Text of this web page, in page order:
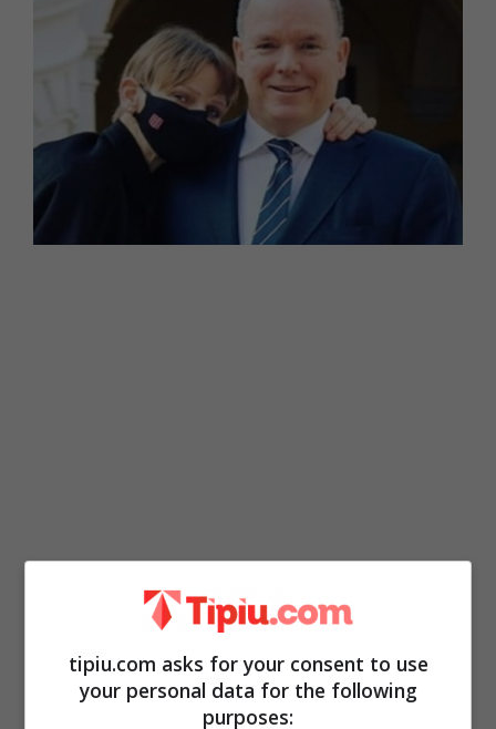
Un nuovo ritratto di Charlene: una
donna ambiziosa e dura con se
tipiu.com asks for your consent to use
your personal data for the following
purposes: